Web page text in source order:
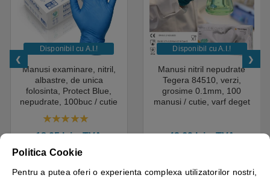
Disponibil cu A.I.​!
Manusi examinare, nitril,
albastre, de unica
folosinta, Protect Blue,
nepudrate, 100buc / cutie
saloane si domeniul
industrial, calitate premium
18.05lei+ TVA
Vezi detalii
Disponibil cu A.I.​!
Manusi nitril nepudrate
Tegera 84510, verzi,
grosime 0.1mm, 100
manusi / cutie, varf deget
43.69lei+ TVA
Politica Cookie
Pentru a putea oferi o experienta complexa utilizatorilor nostri,